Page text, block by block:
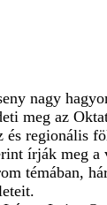
nagy
meg az
regionális
írják meg
témában,